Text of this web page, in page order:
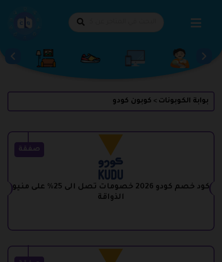
بوابة الكوبونات > كوبون كودو
صفقة
كود خصم كودو 2026 خصومات تصل الى 25% على منيو
الذواقة